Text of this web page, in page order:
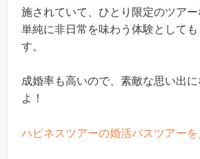
施されていて、ひとり限定のツアー
単純に非日常を味わう体験として
す。
成婚率も高いので、素敵な思い出
よ！
ハピネスツアーの婚活バスツアーを